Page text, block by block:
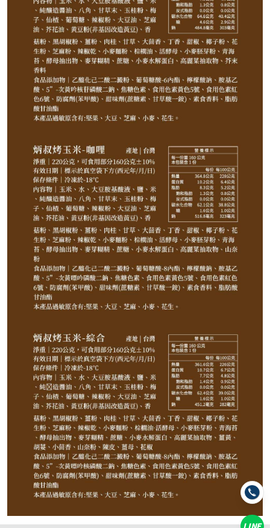
NT$85NT$ 100
8.5折
規格
許記生煎包 義豐蔥油派 牙齒肉圓
炳叔碳烤玉米-原味 炳叔碳烤玉米-黑胡椒
炳叔碳烤玉米-麻辣 炳叔碳烤玉米-哇沙米
炳叔碳烤玉米-綜合(小辣)